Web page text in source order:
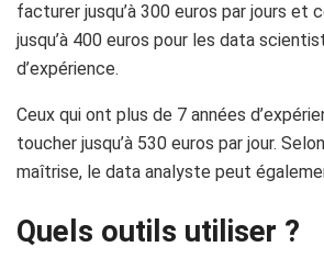
facturer jusqu’à 300 euros par jours et
jusqu’à 400 euros pour les data
d’expérience.
Ceux qui ont plus de 7 années
toucher jusqu’à 530 euros par jour.
maîtrise, le data analyste peut
Quels outils utiliser ?